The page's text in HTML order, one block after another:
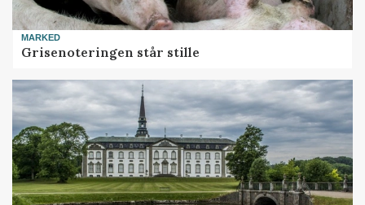
MARKED
Grisenoteringen står stille